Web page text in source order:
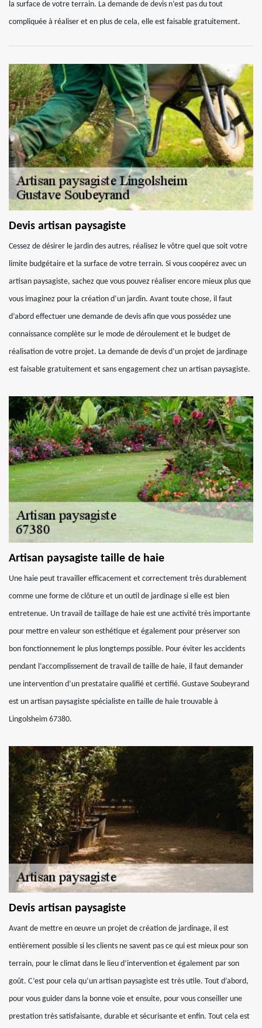
la surface de votre terrain. La demande de devis n’est pas du tout
compliquée à réaliser et en plus de cela, elle est faisable gratuitement.
Devis artisan paysagiste
Cessez de désirer le jardin des autres, réalisez le vôtre quel que soit votre
limite budgétaire et la surface de votre terrain. Si vous coopérez avec un
artisan paysagiste, sachez que vous pouvez réaliser encore mieux plus que
vous imaginez pour la création d’un jardin. Avant toute chose, il faut
d’abord effectuer une demande de devis afin que vous possédez une
connaissance complète sur le mode de déroulement et le budget de
réalisation de votre projet. La demande de devis d’un projet de jardinage
est faisable gratuitement et sans engagement chez un artisan paysagiste.
Artisan paysagiste taille de haie
Une haie peut travailler efficacement et correctement très durablement
comme une forme de clôture et un outil de jardinage si elle est bien
entretenue. Un travail de taillage de haie est une activité très importante
pour mettre en valeur son esthétique et également pour préserver son
bon fonctionnement le plus longtemps possible. Pour éviter les accidents
pendant l’accomplissement de travail de taille de haie, il faut demander
une intervention d’un prestataire qualifié et certifié. Gustave Soubeyrand
est un artisan paysagiste spécialiste en taille de haie trouvable à
Lingolsheim 67380.
Devis artisan paysagiste
Avant de mettre en œuvre un projet de création de jardinage, il est
entièrement possible si les clients ne savent pas ce qui est mieux pour son
terrain, pour le climat dans le lieu d’intervention et également par son
goût. C’est pour cela qu’un artisan paysagiste est très utile. Tout d’abord,
pour vous guider dans la bonne voie et ensuite, pour vous conseiller une
prestation très satisfaisante, durable et sécurisante et enfin. Tout cela est